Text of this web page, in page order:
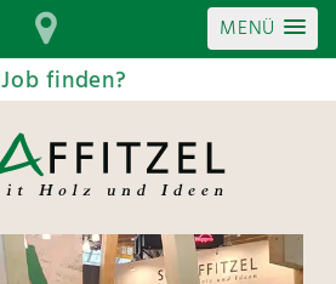
MENÜ
Job finden?